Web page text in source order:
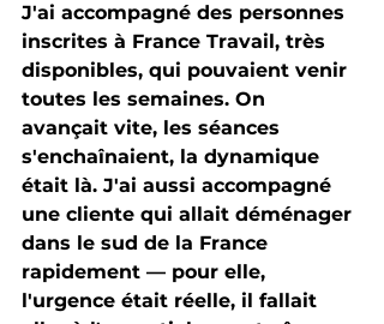
J'ai accompagné des personnes
inscrites à France Travail, très
disponibles, qui pouvaient venir
toutes les semaines. On
avançait vite, les séances
s'enchaînaient, la dynamique
était là. J'ai aussi accompagné
une cliente qui allait déménager
dans le sud de la France
rapidement — pour elle,
l'urgence était réelle, il fallait